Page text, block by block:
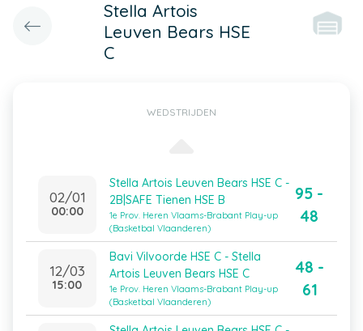
Stella Artois
Leuven Bears HSE
C
WEDSTRIJDEN
02/01
00:00
Stella Artois Leuven Bears HSE C -
2B|SAFE Tienen HSE B
1e Prov. Heren Vlaams-Brabant Play-up
(Basketbal Vlaanderen)
95 -
48
12/03
15:00
Bavi Vilvoorde HSE C - Stella
Artois Leuven Bears HSE C
1e Prov. Heren Vlaams-Brabant Play-up
(Basketbal Vlaanderen)
48 -
61